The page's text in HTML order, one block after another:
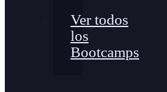
Ver todos
los
Bootcamps